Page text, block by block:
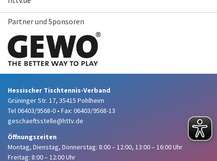
Partner und Sponsoren
Hessischer Tischtennis-Verband
Grüninger Str. 17, 35415 Pohlheim
Tel 06403/9568-0 • Fax: 06403/9568-13
geschaeftsstelle@httv.de
Öffnungszeiten
Montag, Dienstag, Donnerstag: 8:00 – 12:00, 13:00 – 16:00 Uhr
Freitag: 8:00 – 12:00 Uhr